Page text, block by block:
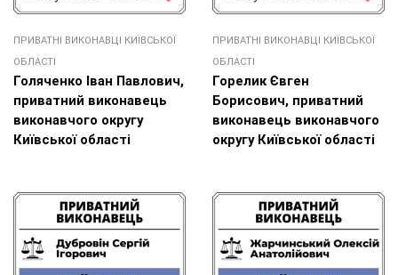
ПРИВАТНІ ВИКОНАВЦІ КИЇВСЬКОЇ
ОБЛАСТІ
Голяченко Іван Павлович,
приватний виконавець
виконавчого округу
Київської області
ПРИВАТНІ ВИКОНАВЦІ КИЇВСЬКОЇ
ОБЛАСТІ
Горелик Євген
Борисович, приватний
виконавець виконавчого
округу Київської області